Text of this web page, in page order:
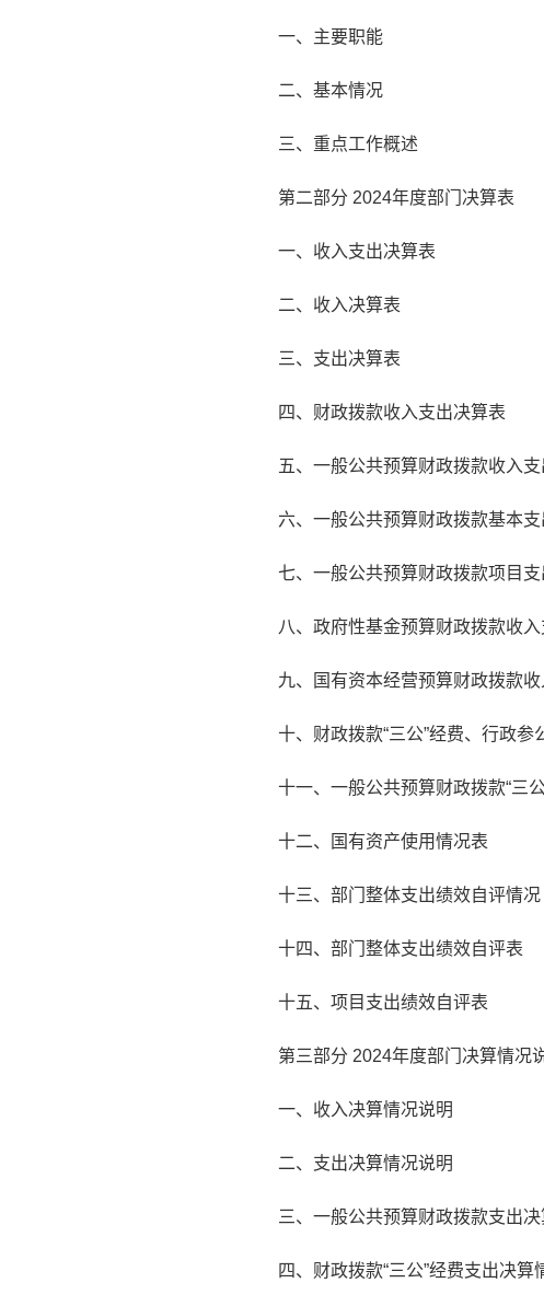
一、主要职能
二、基本情况
三、重点工作概述
第二部分 2024年度部门决算表
一、收入支出决算表
二、收入决算表
三、支出决算表
四、财政拨款收入支出决算表
五、一般公共预算财政拨款收入
六、一般公共预算财政拨款基本
七、一般公共预算财政拨款项目
八、政府性基金预算财政拨款收
九、国有资本经营预算财政拨款
十、财政拨款“三公”经费、行政
十一、一般公共预算财政拨款“三
十二、国有资产使用情况表
十三、部门整体支出绩效自评情况
十四、部门整体支出绩效自评表
十五、项目支出绩效自评表
第三部分 2024年度部门决算情况
一、收入决算情况说明
二、支出决算情况说明
三、一般公共预算财政拨款支出
四、财政拨款“三公”经费支出决算